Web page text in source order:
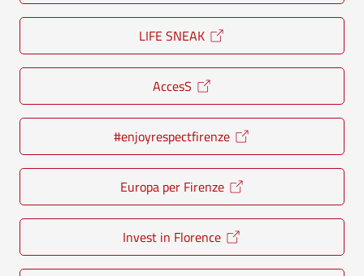
LIFE SNEAK
AccesS
#enjoyrespectfirenze
Europa per Firenze
Invest in Florence